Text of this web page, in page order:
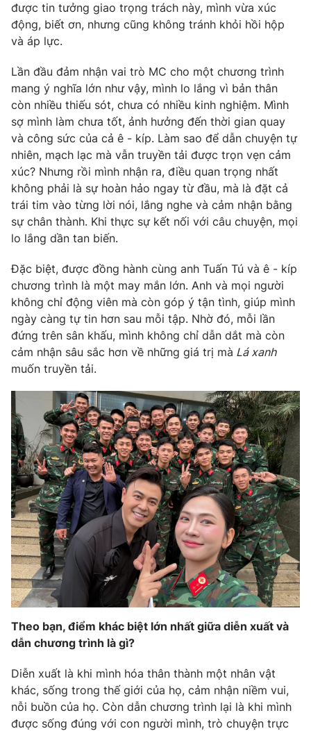
VTV4
VTV9 VTV8
Liên hệ tòa soạn English
THỜI BÁO VTV
Theo dõi báo trên
Cơ quan chủ quản: Đài Truyền hình Việt Nam
Cơ quan báo chí:
Thời báo VTV
Giấy phép hoạt động báo in và báo điện tử số 483/GP-BTTTT
cấp ngày 29/12/2023
Tổng Biên tập:Vũ Thanh Thủy
Phó Tổng Biên tập:
Tổng đài VTV:024.38 355 931 - 024.38 355 932
Ðiện thoại Thời báo VTV:024.66 897 897
Email:toasoan@vtv.vn
Liên hệ quảng cáo:024-7300.7108
thuận bằng văn bản. Ghi rõ nguồn VTV.vn khi phát hành lại
thông tin từ website này.
được tin tưởng giao trọng trách này, mình vừa xúc
động, biết ơn, nhưng cũng không tránh khỏi hồi hộp
và áp lực.
Lần đầu đảm nhận vai trò MC cho một chương trình
mang ý nghĩa lớn như vậy, mình lo lắng vì bản thân
còn nhiều thiếu sót, chưa có nhiều kinh nghiệm. Mình
sợ mình làm chưa tốt, ảnh hưởng đến thời gian quay
và công sức của cả ê - kíp. Làm sao để dẫn chuyện tự
nhiên, mạch lạc mà vẫn truyền tải được trọn vẹn cảm
xúc? Nhưng rồi mình nhận ra, điều quan trọng nhất
không phải là sự hoàn hảo ngay từ đầu, mà là đặt cả
trái tim vào từng lời nói, lắng nghe và cảm nhận bằng
sự chân thành. Khi thực sự kết nối với câu chuyện, mọi
lo lắng dần tan biến.
Đặc biệt, được đồng hành cùng anh Tuấn Tú và ê - kíp
chương trình là một may mắn lớn. Anh và mọi người
không chỉ động viên mà còn góp ý tận tình, giúp mình
ngày càng tự tin hơn sau mỗi tập. Nhờ đó, mỗi lần
đứng trên sân khấu, mình không chỉ dẫn dắt mà còn
cảm nhận sâu sắc hơn về những giá trị mà Lá xanh
muốn truyền tải.
Theo bạn, điểm khác biệt lớn nhất giữa diễn xuất và
dẫn chương trình là gì?
Diễn xuất là khi mình hóa thân thành một nhân vật
khác, sống trong thế giới của họ, cảm nhận niềm vui,
nỗi buồn của họ. Còn dẫn chương trình lại là khi mình
được sống đúng với con người mình, trò chuyện trực